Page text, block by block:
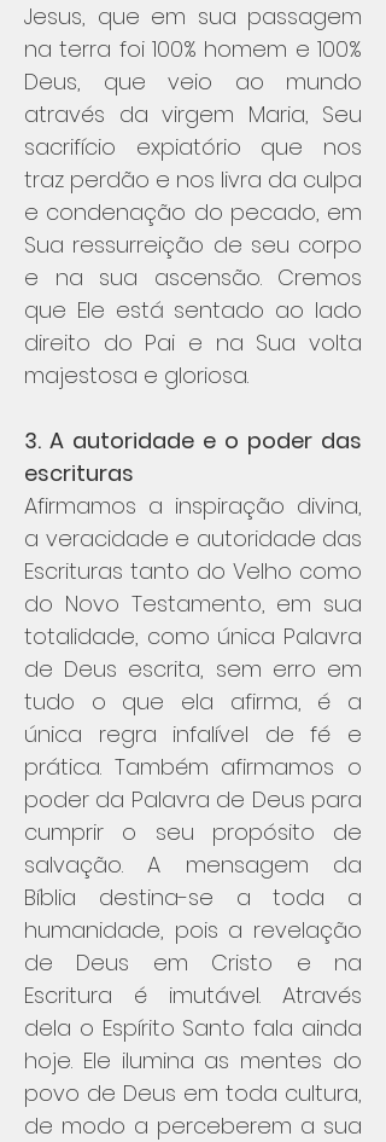
Jesus, que em sua passagem
na terra foi 100% homem e 100%
Deus, que veio ao mundo
através da virgem Maria, Seu
sacrifício expiatório que nos
traz perdão e nos livra da culpa
e condenação do pecado, em
Sua ressurreição de seu corpo
e na sua ascensão. Cremos
que Ele está sentado ao lado
direito do Pai e na Sua volta
majestosa e gloriosa.
3. A autoridade e o poder das
escrituras
Afirmamos a inspiração divina,
a veracidade e autoridade das
Escrituras tanto do Velho como
do Novo Testamento, em sua
totalidade, como única Palavra
de Deus escrita, sem erro em
tudo o que ela afirma, é a
única regra infalível de fé e
prática. Também afirmamos o
poder da Palavra de Deus para
cumprir o seu propósito de
salvação. A mensagem da
Bíblia destina-se a toda a
humanidade, pois a revelação
de Deus em Cristo e na
Escritura é imutável. Através
dela o Espírito Santo fala ainda
hoje. Ele ilumina as mentes do
povo de Deus em toda cultura,
de modo a perceberem a sua